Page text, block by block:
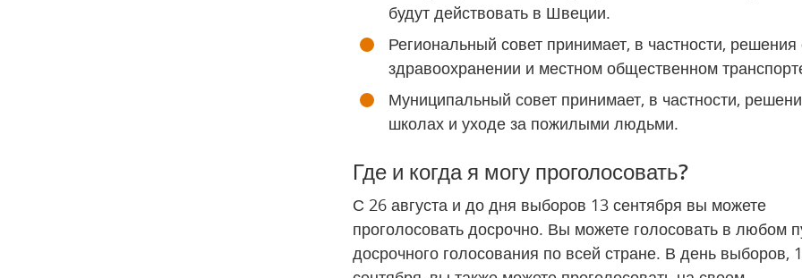
будут действовать в Швеции.
Региональный совет принимает, в частности, решения
здравоохранении и местном общественном
Муниципальный совет принимает, в частности,
школах и уходе за пожилыми людьми.
Где и когда я могу проголосовать?
С 26 августа и до дня выборов 13 сентября вы можете
проголосовать досрочно. Вы можете голосовать в любом
досрочного голосования по всей стране. В день выборов,